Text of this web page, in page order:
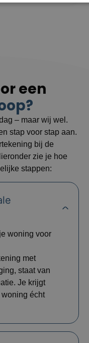
een
– maar wij wel.
stap voor stap aan.
bij de
zie je hoe
stappen:
woning voor
met
staat van
Je krijgt
écht